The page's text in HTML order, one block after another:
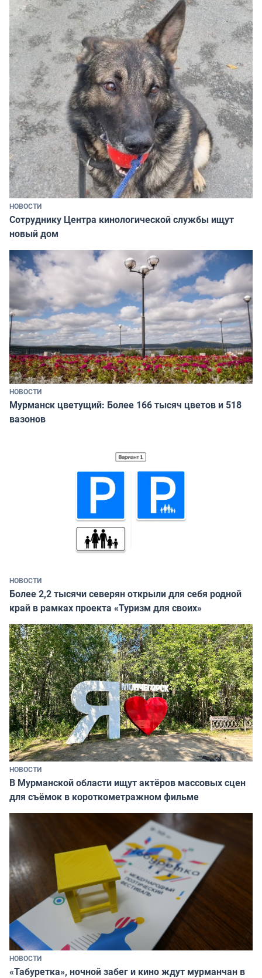
НОВОСТИ
Сотруднику Центра кинологической службы ищут
новый дом
НОВОСТИ
Мурманск цветущий: Более 166 тысяч цветов и 518
вазонов
НОВОСТИ
Более 2,2 тысячи северян открыли для себя родной
край в рамках проекта «Туризм для своих»
НОВОСТИ
В Мурманской области ищут актёров массовых сцен
для съёмок в короткометражном фильме
НОВОСТИ
«Табуретка», ночной забег и кино ждут мурманчан в